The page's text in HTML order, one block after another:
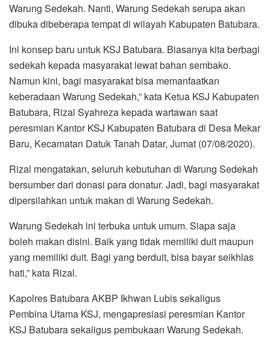
Warung Sedekah. Nanti, Warung Sedekah serupa akan
dibuka dibeberapa tempat di wilayah Kabupaten Batubara.
Ini konsep baru untuk KSJ Batubara. Biasanya kita berbagi
sedekah kepada masyarakat lewat bahan sembako.
Namun kini, bagi masyarakat bisa memanfaatkan
keberadaan Warung Sedekah,” kata Ketua KSJ Kabupaten
Batubara, Rizal Syahreza kepada wartawan saat
peresmian Kantor KSJ Kabupaten Batubara di Desa Mekar
Baru, Kecamatan Datuk Tanah Datar, Jumat (07/08/2020).
Rizal mengatakan, seluruh kebutuhan di Warung Sedekah
bersumber dari donasi para donatur. Jadi, bagi masyarakat
dipersilahkan untuk makan di Warung Sedekah.
Warung Sedekah ini terbuka untuk umum. Siapa saja
boleh makan disini. Baik yang tidak memiliki duit maupun
yang memiliki duit. Bagi yang berduit, bisa bayar seikhlas
hati,” kata Rizal.
Kapolres Batubara AKBP Ikhwan Lubis sekaligus
Pembina Utama KSJ, mengapresiasi peresmian Kantor
KSJ Batubara sekaligus pembukaan Warung Sedekah.